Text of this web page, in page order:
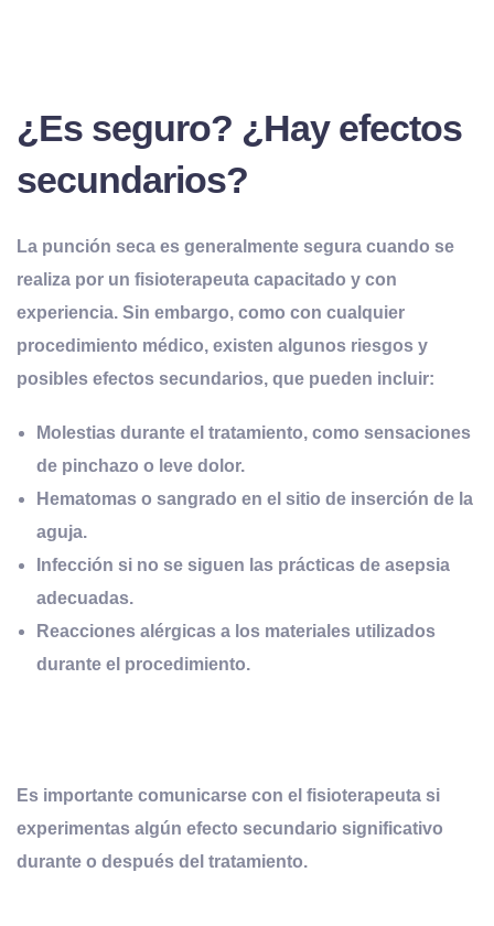
¿Es seguro? ¿Hay efectos
secundarios?
La punción seca es generalmente segura cuando se
realiza por un fisioterapeuta capacitado y con
experiencia. Sin embargo, como con cualquier
procedimiento médico, existen algunos riesgos y
posibles efectos secundarios, que pueden incluir:
Molestias durante el tratamiento, como sensaciones
de pinchazo o leve dolor.
Hematomas o sangrado en el sitio de inserción de la
aguja.
Infección si no se siguen las prácticas de asepsia
adecuadas.
Reacciones alérgicas a los materiales utilizados
durante el procedimiento.
Es importante comunicarse con el fisioterapeuta si
experimentas algún efecto secundario significativo
durante o después del tratamiento.